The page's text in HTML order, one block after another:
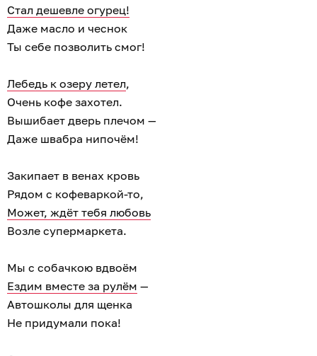
Стал дешевле огурец!
Даже масло и чеснок
Ты себе позволить смог!
Лебедь к озеру летел,
Очень кофе захотел.
Вышибает дверь плечом —
Даже швабра нипочём!
Закипает в венах кровь
Рядом с кофеваркой-то,
Может, ждёт тебя любовь
Возле супермаркета.
Мы с собачкою вдвоём
Ездим вместе за рулём —
Автошколы для щенка
Не придумали пока!